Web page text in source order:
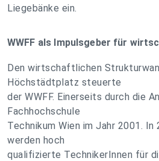
Liegebänke ein.
WWFF als Impulsgeber für
Den wirtschaftlichen
Höchstädtplatz steuerte
der WWFF. Einerseits durch die
Fachhochschule
Technikum Wien im Jahr 2001. In
werden hoch
qualifizierte TechnikerInnen für